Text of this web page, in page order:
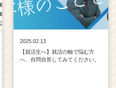
2025.02.13
【就活生へ】就活の軸で悩む方
へ、自問自答してみてください。